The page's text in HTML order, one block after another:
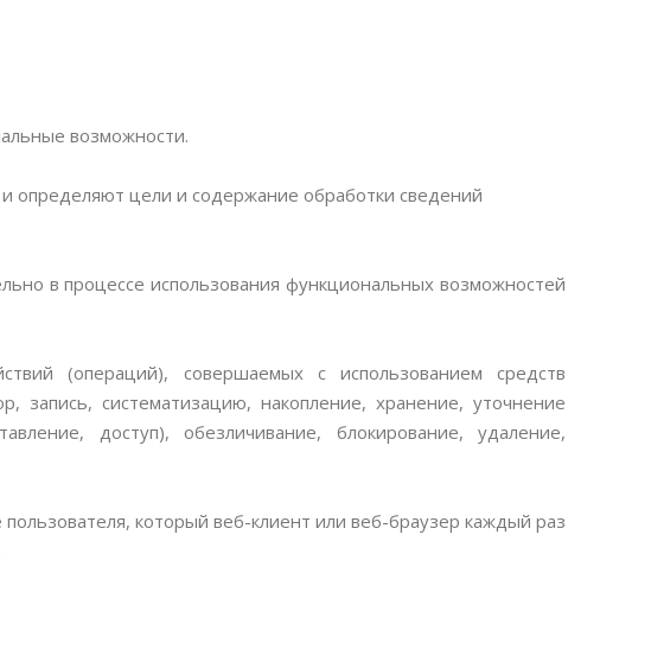
возможности.
цели и содержание обработки сведений
в процессе использования функциональных возможностей
(операций), совершаемых с использованием средств
запись, систематизацию, накопление, хранение, уточнение
доступ), обезличивание, блокирование, удаление,
который веб-клиент или веб-браузер каждый раз